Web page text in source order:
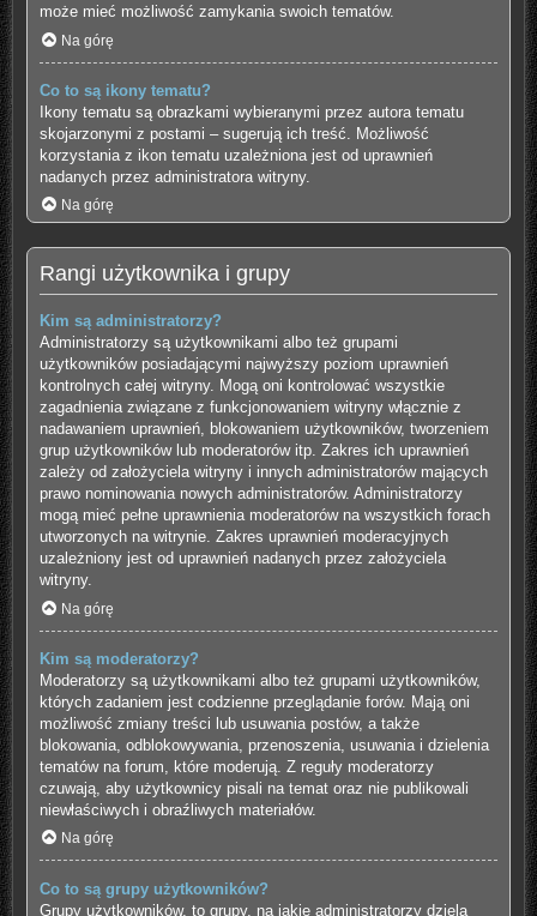
może mieć możliwość zamykania swoich tematów.
Na górę
Co to są ikony tematu?
Ikony tematu są obrazkami wybieranymi przez autora tematu
skojarzonymi z postami – sugerują ich treść. Możliwość
korzystania z ikon tematu uzależniona jest od uprawnień
nadanych przez administratora witryny.
Na górę
Rangi użytkownika i grupy
Kim są administratorzy?
Administratorzy są użytkownikami albo też grupami
użytkowników posiadającymi najwyższy poziom uprawnień
kontrolnych całej witryny. Mogą oni kontrolować wszystkie
zagadnienia związane z funkcjonowaniem witryny włącznie z
nadawaniem uprawnień, blokowaniem użytkowników, tworzeniem
grup użytkowników lub moderatorów itp. Zakres ich uprawnień
zależy od założyciela witryny i innych administratorów mających
prawo nominowania nowych administratorów. Administratorzy
mogą mieć pełne uprawnienia moderatorów na wszystkich forach
utworzonych na witrynie. Zakres uprawnień moderacyjnych
uzależniony jest od uprawnień nadanych przez założyciela
witryny.
Na górę
Kim są moderatorzy?
Moderatorzy są użytkownikami albo też grupami użytkowników,
których zadaniem jest codzienne przeglądanie forów. Mają oni
możliwość zmiany treści lub usuwania postów, a także
blokowania, odblokowywania, przenoszenia, usuwania i dzielenia
tematów na forum, które moderują. Z reguły moderatorzy
czuwają, aby użytkownicy pisali na temat oraz nie publikowali
niewłaściwych i obraźliwych materiałów.
Na górę
Co to są grupy użytkowników?
Grupy użytkowników, to grupy, na jakie administratorzy dzielą